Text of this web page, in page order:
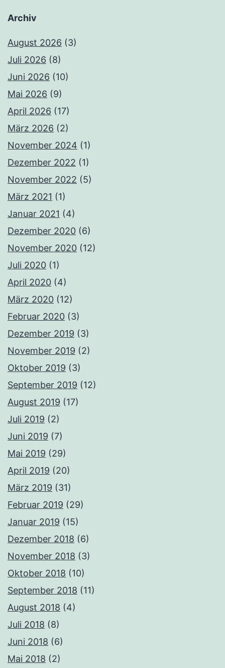
Archiv
August 2026 (3)
Juli 2026 (8)
Juni 2026 (10)
Mai 2026 (9)
April 2026 (17)
März 2026 (2)
November 2024 (1)
Dezember 2022 (1)
November 2022 (5)
März 2021 (1)
Januar 2021 (4)
Dezember 2020 (6)
November 2020 (12)
Juli 2020 (1)
April 2020 (4)
März 2020 (12)
Februar 2020 (3)
Dezember 2019 (3)
November 2019 (2)
Oktober 2019 (3)
September 2019 (12)
August 2019 (17)
Juli 2019 (2)
Juni 2019 (7)
Mai 2019 (29)
April 2019 (20)
März 2019 (31)
Februar 2019 (29)
Januar 2019 (15)
Dezember 2018 (6)
November 2018 (3)
Oktober 2018 (10)
September 2018 (11)
August 2018 (4)
Juli 2018 (8)
Juni 2018 (6)
Mai 2018 (2)